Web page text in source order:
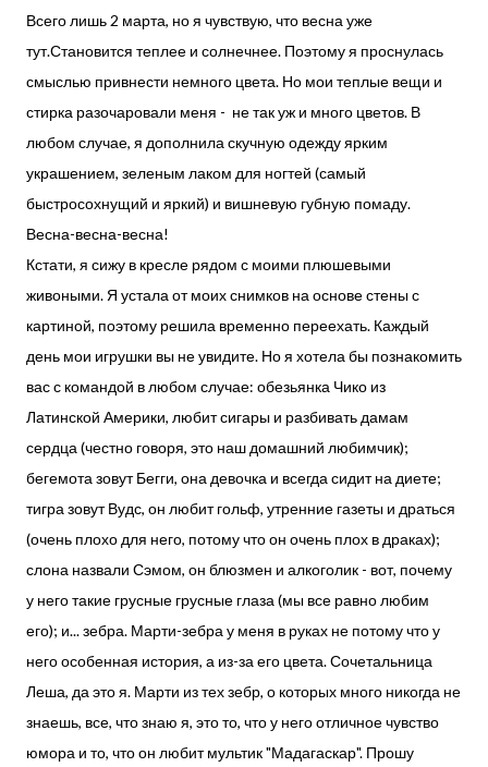
Всего лишь 2 марта, но я чувствую, что весна уже
тут.Становится теплее и солнечнее. Поэтому я проснулась
смыслью привнести немного цвета. Но мои теплые вещи и
стирка разочаровали меня - не так уж и много цветов. В
любом случае, я дополнила скучную одежду ярким
украшением, зеленым лаком для ногтей (самый
быстросохнущий и яркий) и вишневую губную помаду.
Весна-весна-весна!
Кстати, я сижу в кресле рядом с моими плюшевыми
живоными. Я устала от моих снимков на основе стены с
картиной, поэтому решила временно переехать. Каждый
день мои игрушки вы не увидите. Но я хотела бы познакомить
вас с командой в любом случае: обезьянка Чико из
Латинской Америки, любит сигары и разбивать дамам
сердца (честно говоря, это наш домашний любимчик);
бегемота зовут Бегги, она девочка и всегда сидит на диете;
тигра зовут Вудс, он любит гольф, утренние газеты и драться
(очень плохо для него, потому что он очень плох в драках);
слона назвали Сэмом, он блюзмен и алкоголик - вот, почему
у него такие грусные грусные глаза (мы все равно любим
его); и... зебра. Марти-зебра у меня в руках не потому что у
него особенная история, а из-за его цвета. Сочетальница
Леша, да это я. Марти из тех зебр, о которых много никогда не
знаешь, все, что знаю я, это то, что у него отличное чувство
юмора и то, что он любит мультик "Мадагаскар". Прошу